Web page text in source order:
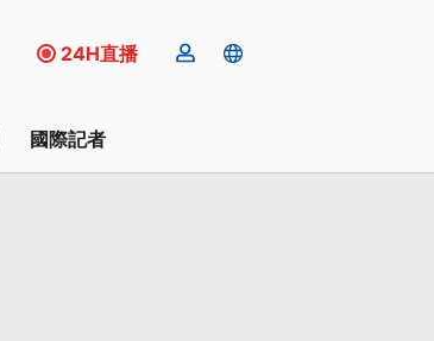
24H直播
國際記者